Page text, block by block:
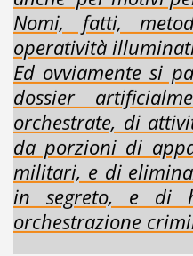
anche per motivi
Nomi, fatti,
operatività
Ed ovviamente si
dossier
orchestrate, di
da porzioni di
militari, e di
in segreto, e di
orchestrazione